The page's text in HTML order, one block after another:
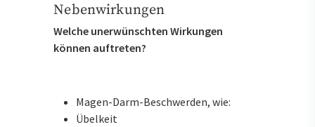
Nebenwirkungen
Welche unerwünschten Wirkungen
können auftreten?
Magen-Darm-Beschwerden, wie:
Übelkeit